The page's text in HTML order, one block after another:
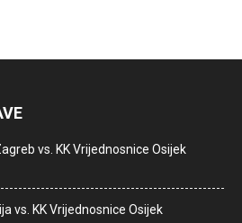
vs. KK Vrijednosnice Osijek
vs. KK Vrijednosnice Osijek